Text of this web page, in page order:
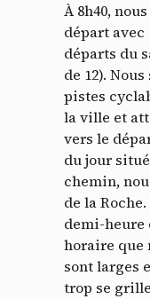
À 8h40,
départ avec
départs du
de 12).
pistes
la ville et
vers le
du jour
chemin,
de la
demi-heure
horaire que
sont larges
trop se